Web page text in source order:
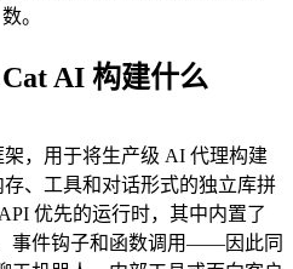
数。
AI 构建什么
架，用于将生产级 AI 代理构建
、工具和对话形式的独立库拼
优先的运行时，其中内置了
事件钩子和函数调用——因此同